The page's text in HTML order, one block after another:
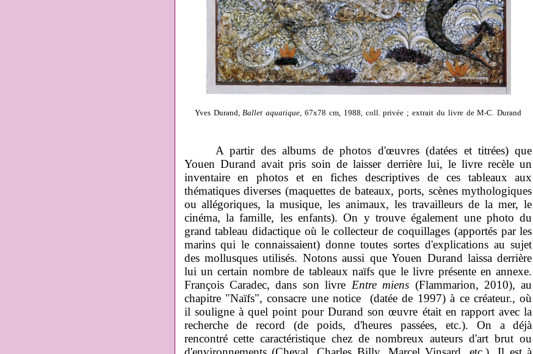
Yves Durand,Ballet aquatique, 67x78 cm, 1988, coll. privée ; extrait du livre de M-C. Durand
A partir des albums de photos d'œuvres (datées et titrées) que
Youen Durand avait pris soin de laisser derrière lui, le livre recèle un
inventaire en photos et en fiches descriptives de ces tableaux aux
thématiques diverses (maquettes de bateaux, ports, scènes mythologiques
ou allégoriques, la musique, les animaux, les travailleurs de la mer, le
cinéma, la famille, les enfants). On y trouve également une photo du
grand tableau didactique où le collecteur de coquillages (apportés par les
marins qui le connaissaient) donne toutes sortes d'explications au sujet
des mollusques utilisés. Notons aussi que Youen Durand laissa derrière
lui un certain nombre de tableaux naïfs que le livre présente en annexe.
François Caradec, dans son livre Entre miens (Flammarion, 2010), au
chapitre "Naïfs", consacre une notice (datée de 1997) à ce créateur., où
il souligne à quel point pour Durand son œuvre était en rapport avec la
recherche de record (de poids, d'heures passées, etc.). On a déjà
rencontré cette caractéristique chez de nombreux auteurs d'art brut ou